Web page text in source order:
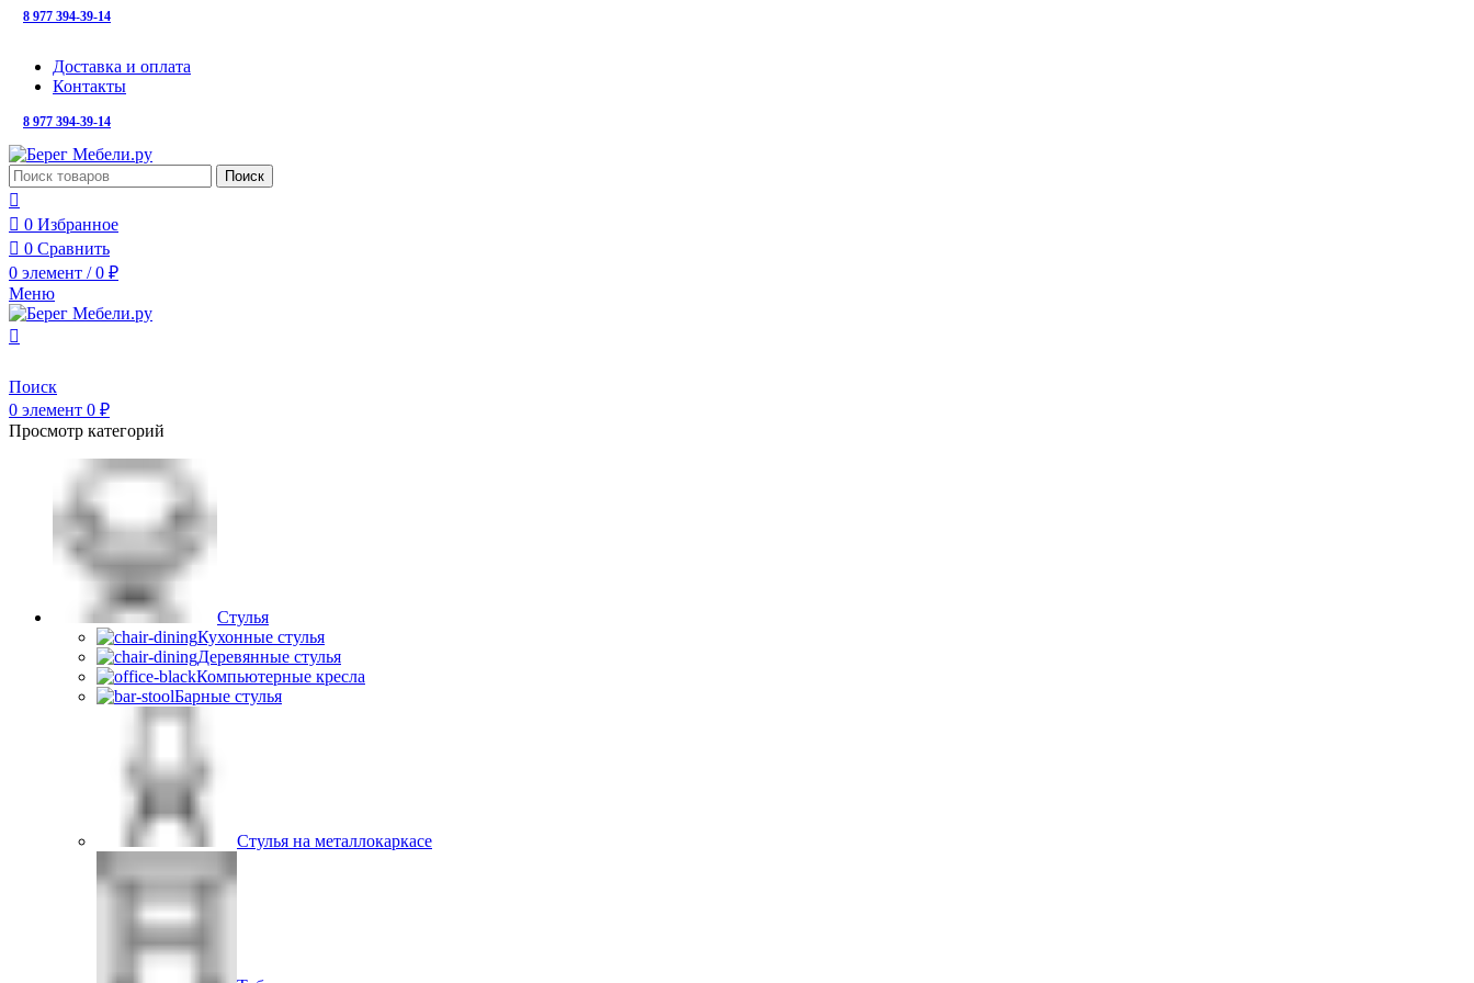
8 977 394-39-14
Доставка и оплата
Контакты
8 977 394-39-14
Поиск
0 Избранное
0 Сравнить
0 элемент / 0 ₽
Меню
Поиск
0 элемент 0 ₽
Просмотр категорий
Стулья
Кухонные стулья
Деревянные стулья
Компьютерные кресла
Барные стулья
Стулья на металлокаркасе